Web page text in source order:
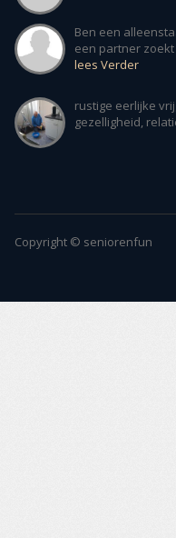
Ben een
een partner
lees Verder
rustige eerlijke
gezelligheid,
Copyright © seniorenfun